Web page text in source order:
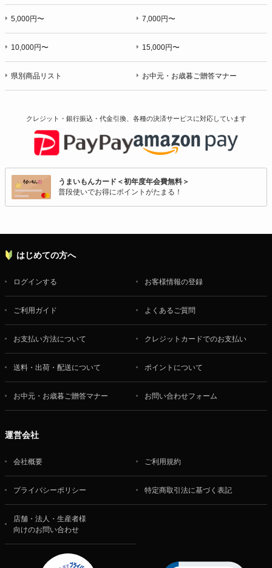
5,000円〜 7,000円〜
10,000円〜 15,000円〜
県別商品リスト お中元・お歳暮ご贈答マナー
クレジット・銀行振込・代金引換、各種の決済サービスに対応しています
うまいもんカード＜初年度年会費無料＞
普段使いでお得にポイントがたまる！
はじめての方へ
ログインする お客様情報の登録
ご利用ガイド よくあるご質問
お支払い方法について クレジットカードでのお支払い
送料・出荷・配送について ポイントについて
お中元・お歳暮ご贈答マナー お問い合わせフォーム
運営会社
会社概要 ご利用規約
プライバシーポリシー 特定商取引法に基づく表記
店舗・法人・生産者様
向けのお問い合わせ